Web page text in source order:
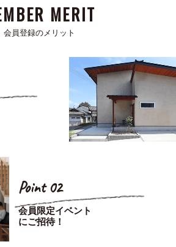
MERIT
会員登録のメリット
Point 02
会員限定イベント
にご招待！